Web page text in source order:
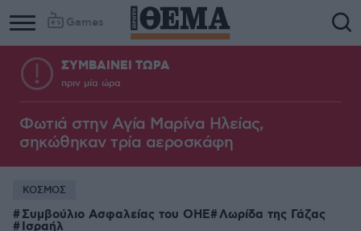
Games
ΣΥΜΒΑΙΝΕΙ ΤΩΡΑ
πριν μία ώρα
Φωτιά στην Aγία Μαρίνα Ηλείας,
σηκώθηκαν τρία αεροσκάφη
ΚΟΣΜΟΣ
Συμβούλιο Ασφαλείας του ΟΗΕ Λωρίδα της Γάζας
Ισραήλ